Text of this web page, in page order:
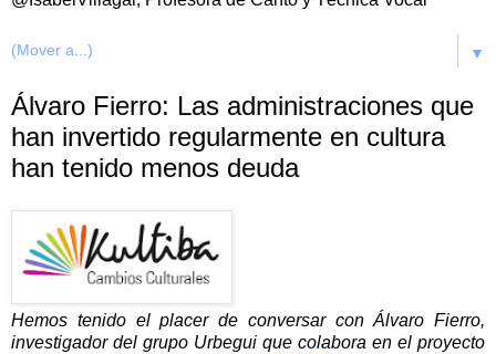
▼
Álvaro Fierro: Las administraciones que
han invertido regularmente en cultura
han tenido menos deuda
Hemos tenido el placer de conversar con Álvaro Fierro,
investigador del grupo Urbegui que colabora en el proyecto